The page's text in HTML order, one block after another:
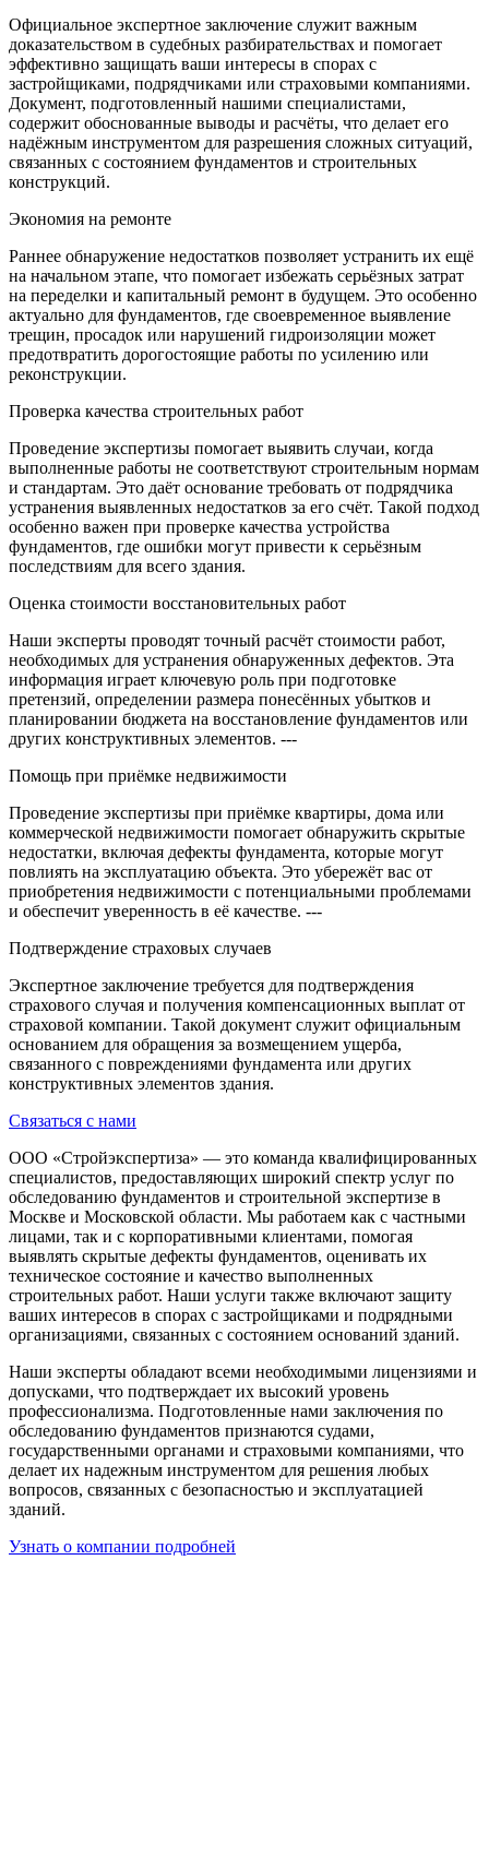
Официальное экспертное заключение служит важным
доказательством в судебных разбирательствах и помогает
эффективно защищать ваши интересы в спорах с
застройщиками, подрядчиками или страховыми компаниями.
Документ, подготовленный нашими специалистами,
содержит обоснованные выводы и расчёты, что делает его
надёжным инструментом для разрешения сложных ситуаций,
связанных с состоянием фундаментов и строительных
конструкций.
Экономия на ремонте
Раннее обнаружение недостатков позволяет устранить их ещё
на начальном этапе, что помогает избежать серьёзных затрат
на переделки и капитальный ремонт в будущем. Это особенно
актуально для фундаментов, где своевременное выявление
трещин, просадок или нарушений гидроизоляции может
предотвратить дорогостоящие работы по усилению или
реконструкции.
Проверка качества строительных работ
Проведение экспертизы помогает выявить случаи, когда
выполненные работы не соответствуют строительным нормам
и стандартам. Это даёт основание требовать от подрядчика
устранения выявленных недостатков за его счёт. Такой подход
особенно важен при проверке качества устройства
фундаментов, где ошибки могут привести к серьёзным
последствиям для всего здания.
Оценка стоимости восстановительных работ
Наши эксперты проводят точный расчёт стоимости работ,
необходимых для устранения обнаруженных дефектов. Эта
информация играет ключевую роль при подготовке
претензий, определении размера понесённых убытков и
планировании бюджета на восстановление фундаментов или
других конструктивных элементов. ---
Помощь при приёмке недвижимости
Проведение экспертизы при приёмке квартиры, дома или
коммерческой недвижимости помогает обнаружить скрытые
недостатки, включая дефекты фундамента, которые могут
повлиять на эксплуатацию объекта. Это убережёт вас от
приобретения недвижимости с потенциальными проблемами
и обеспечит уверенность в её качестве. ---
Подтверждение страховых случаев
Экспертное заключение требуется для подтверждения
страхового случая и получения компенсационных выплат от
страховой компании. Такой документ служит официальным
основанием для обращения за возмещением ущерба,
связанного с повреждениями фундамента или других
конструктивных элементов здания.
Связаться с нами
ООО «Стройэкспертиза» — это команда квалифицированных
специалистов, предоставляющих широкий спектр услуг по
обследованию фундаментов и строительной экспертизе в
Москве и Московской области. Мы работаем как с частными
лицами, так и с корпоративными клиентами, помогая
выявлять скрытые дефекты фундаментов, оценивать их
техническое состояние и качество выполненных
строительных работ. Наши услуги также включают защиту
ваших интересов в спорах с застройщиками и подрядными
организациями, связанных с состоянием оснований зданий.
Наши эксперты обладают всеми необходимыми лицензиями и
допусками, что подтверждает их высокий уровень
профессионализма. Подготовленные нами заключения по
обследованию фундаментов признаются судами,
государственными органами и страховыми компаниями, что
делает их надежным инструментом для решения любых
вопросов, связанных с безопасностью и эксплуатацией
зданий.
Узнать о компании подробней